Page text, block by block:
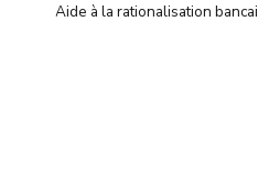
Aide à la rationalisation